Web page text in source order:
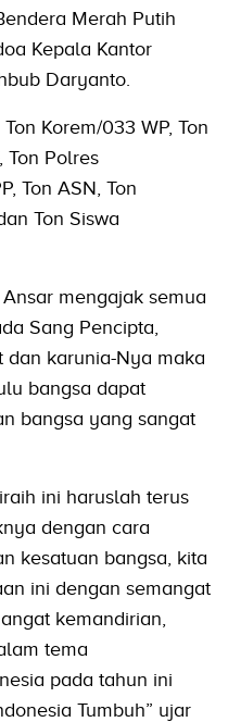
Merah Putih
Kepala Kantor
Daryanto.
Korem/033 WP, Ton
Ton Polres
Ton ASN, Ton
Ton Siswa
mengajak semua
Sang Pencipta,
karunia-Nya maka
bangsa dapat
bangsa yang sangat
ini haruslah terus
dengan cara
kesatuan bangsa, kita
ini dengan semangat
kemandirian,
tema
pada tahun ini
Tumbuh” ujar